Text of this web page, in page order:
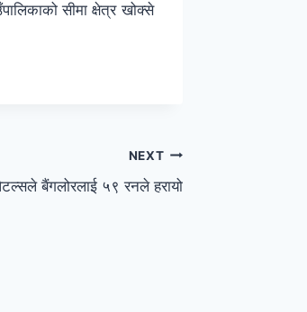
सीमा क्षेत्र खोक्से
NEXT
बैंगलोरलाई ५९ रनले हरायो